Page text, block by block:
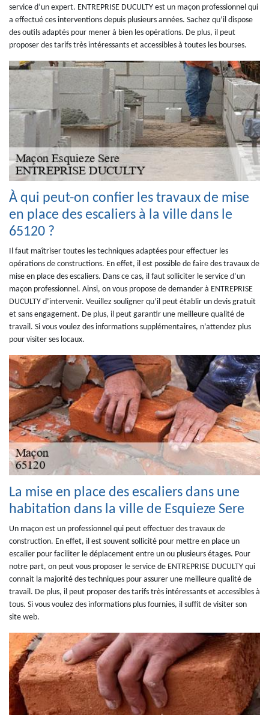
service d’un expert. ENTREPRISE DUCULTY est un maçon professionnel qui
a effectué ces interventions depuis plusieurs années. Sachez qu’il dispose
des outils adaptés pour mener à bien les opérations. De plus, il peut
proposer des tarifs très intéressants et accessibles à toutes les bourses.
À qui peut-on confier les travaux de mise
en place des escaliers à la ville dans le
65120 ?
Il faut maîtriser toutes les techniques adaptées pour effectuer les
opérations de constructions. En effet, il est possible de faire des travaux de
mise en place des escaliers. Dans ce cas, il faut solliciter le service d’un
maçon professionnel. Ainsi, on vous propose de demander à ENTREPRISE
DUCULTY d’intervenir. Veuillez souligner qu’il peut établir un devis gratuit
et sans engagement. De plus, il peut garantir une meilleure qualité de
travail. Si vous voulez des informations supplémentaires, n’attendez plus
pour visiter ses locaux.
La mise en place des escaliers dans une
habitation dans la ville de Esquieze Sere
Un maçon est un professionnel qui peut effectuer des travaux de
construction. En effet, il est souvent sollicité pour mettre en place un
escalier pour faciliter le déplacement entre un ou plusieurs étages. Pour
notre part, on peut vous proposer le service de ENTREPRISE DUCULTY qui
connait la majorité des techniques pour assurer une meilleure qualité de
travail. De plus, il peut proposer des tarifs très intéressants et accessibles à
tous. Si vous voulez des informations plus fournies, il suffit de visiter son
site web.